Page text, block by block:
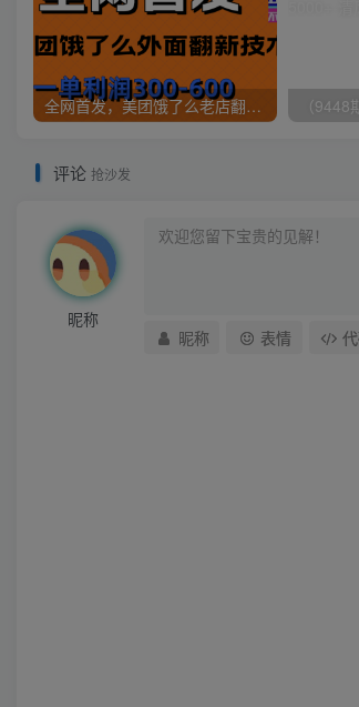
全网首发，美团饿了么老店翻新最新技术，一单利润300-600
评论 抢沙发
昵称
昵称
表情